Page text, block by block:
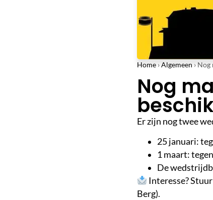
Home ›Algemeen › Nog
Nog
Er zijn nog twee
25 januari:
1 maart:
De
Interesse?
Berg).